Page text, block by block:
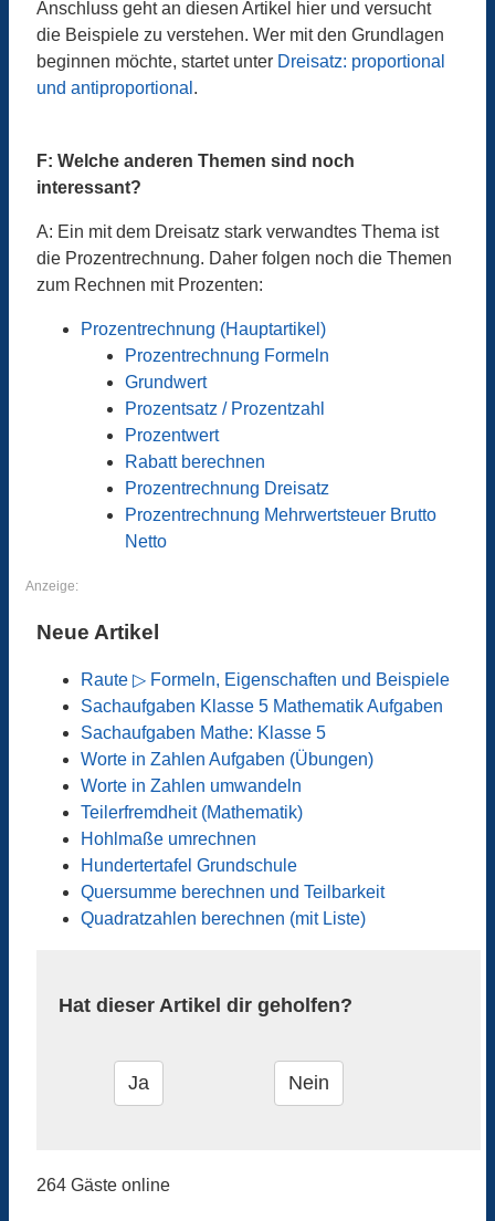
Anschluss geht an diesen Artikel hier und versucht
die Beispiele zu verstehen. Wer mit den Grundlagen
beginnen möchte, startet unter Dreisatz: proportional
und antiproportional .
F: Welche anderen Themen sind noch
interessant?
A: Ein mit dem Dreisatz stark verwandtes Thema ist
die Prozentrechnung. Daher folgen noch die Themen
zum Rechnen mit Prozenten:
Prozentrechnung (Hauptartikel)
Prozentrechnung Formeln
Grundwert
Prozentsatz / Prozentzahl
Prozentwert
Rabatt berechnen
Prozentrechnung Dreisatz
Prozentrechnung Mehrwertsteuer Brutto
Netto
Anzeige:
Neue Artikel
Raute ▷ Formeln, Eigenschaften und Beispiele
Sachaufgaben Klasse 5 Mathematik Aufgaben
Sachaufgaben Mathe: Klasse 5
Worte in Zahlen Aufgaben (Übungen)
Worte in Zahlen umwandeln
Teilerfremdheit (Mathematik)
Hohlmaße umrechnen
Hundertertafel Grundschule
Quersumme berechnen und Teilbarkeit
Quadratzahlen berechnen (mit Liste)
Hat dieser Artikel dir geholfen?
264 Gäste online